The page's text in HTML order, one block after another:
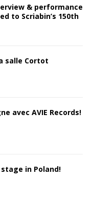
& performance
to Scriabin’s 150th
salle Cortot
avec AVIE Records!
in Poland!